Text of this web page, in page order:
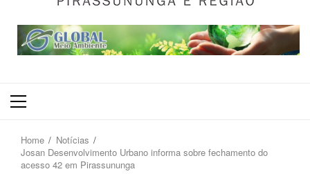
Primary
Home
Notícias
Josan Desenvolvimento Urbano informa sobre fechamento do
acesso 42 em Pirassununga